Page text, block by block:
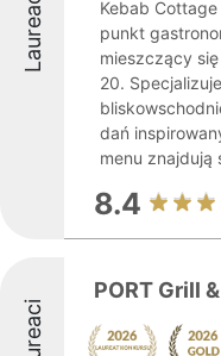
Laureaci
Kebab
punkt
mieszczący
20.
dań
menu znajdują
8.4
PORT Grill